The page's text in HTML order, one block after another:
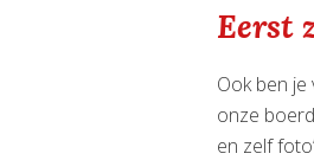
Eerst
Ook ben
onze
en zelf